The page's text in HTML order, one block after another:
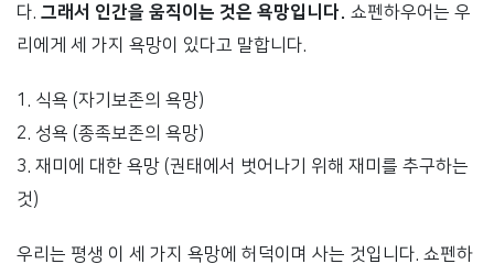
다. 그래서 인간을 움직이는 것은 욕망입니다. 쇼펜하우어는 우
리에게 세 가지 욕망이 있다고 말합니다.
1. 식욕 (자기보존의 욕망)
2. 성욕 (종족보존의 욕망)
3. 재미에 대한 욕망 (권태에서 벗어나기 위해 재미를 추구하는
것)
우리는 평생 이 세 가지 욕망에 허덕이며 사는 것입니다. 쇼펜하